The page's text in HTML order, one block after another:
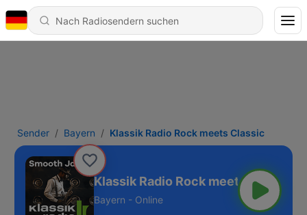
Sender Bayern Klassik Radio Rock meets Classic
Klassik Radio Rock meets Classic
Bayern - Online